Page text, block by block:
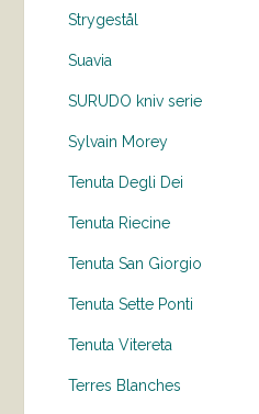
Strygestål
Suavia
SURUDO kniv serie
Sylvain Morey
Tenuta Degli Dei
Tenuta Riecine
Tenuta San Giorgio
Tenuta Sette Ponti
Tenuta Vitereta
Terres Blanches